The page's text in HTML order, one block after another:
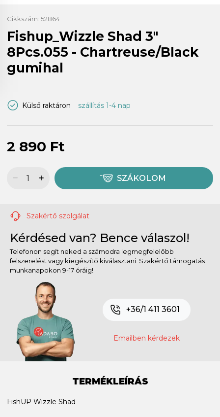
Cikkszám: 52864
Fishup_Wizzle Shad 3"
8Pcs.055 - Chartreuse/Black
gumihal
Külső raktáron szállítás 1-4 nap
2 890 Ft
SZÁKOLOM
Szakértő szolgálat
Kérdésed van? Bence válaszol!
Telefonon segít neked a számodra legmegfelelőbb
felszerelést vagy kiegészítő kiválasztani. Szakértő támogatás
munkanapokon 9-17 óráig!
+36/1 411 3601
Emailben kérdezek
TERMÉKLEÍRÁS
FishUP Wizzle Shad